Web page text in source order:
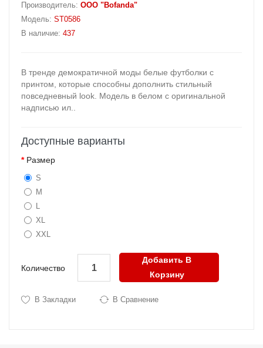
Производитель: OOO "Bofanda"
Модель: ST0586
В наличие: 437
В тренде демократичной моды белые футболки с
принтом, которые способны дополнить стильный
повседневный look. Модель в белом с оригинальной
надписью ил..
Доступные варианты
Размер
S
M
L
XL
XXL
Количество
Добавить В
Корзину
В Закладки В Сравнение